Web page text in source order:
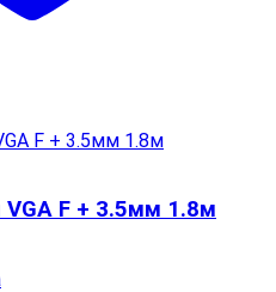
F + 3.5мм 1.8м